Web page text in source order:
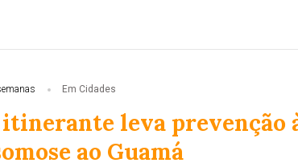
Em Cidades
leva prevenção
ao Guamá